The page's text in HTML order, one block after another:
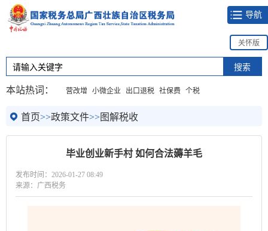
导航
关怀版
本站热词： 营改增 小微企业 出口退税 社保费 个税
首页>>政策文件>>图解税收
毕业创业新手村 如何合法薅羊毛
发布时间：2026-01-27 08:49
来源：广西税务